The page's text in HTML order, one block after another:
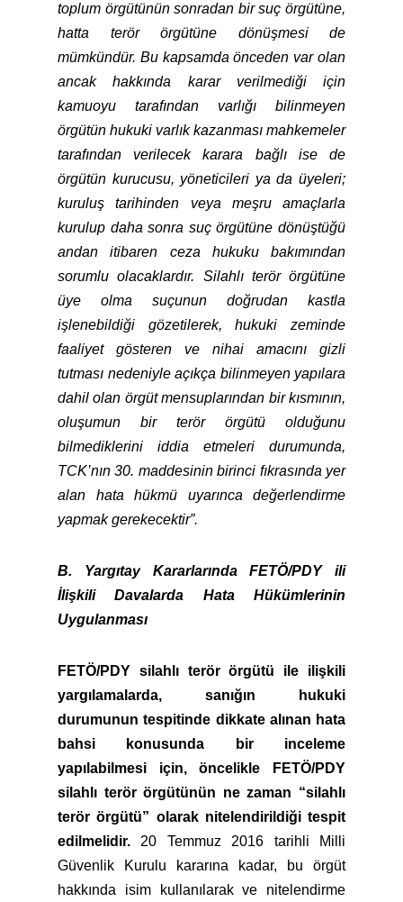
toplum örgütünün sonradan bir suç örgütüne,
hatta terör örgütüne dönüşmesi de
mümkündür. Bu kapsamda önceden var olan
ancak hakkında karar verilmediği için
kamuoyu tarafından varlığı bilinmeyen
örgütün hukuki varlık kazanması mahkemeler
tarafından verilecek karara bağlı ise de
örgütün kurucusu, yöneticileri ya da üyeleri;
kuruluş tarihinden veya meşru amaçlarla
kurulup daha sonra suç örgütüne dönüştüğü
andan itibaren ceza hukuku bakımından
sorumlu olacaklardır. Silahlı terör örgütüne
üye olma suçunun doğrudan kastla
işlenebildiği gözetilerek, hukuki zeminde
faaliyet gösteren ve nihai amacını gizli
tutması nedeniyle açıkça bilinmeyen yapılara
dahil olan örgüt mensuplarından bir kısmının,
oluşumun bir terör örgütü olduğunu
bilmediklerini iddia etmeleri durumunda,
TCK’nın 30. maddesinin birinci fıkrasında yer
alan hata hükmü uyarınca değerlendirme
yapmak gerekecektir”.
B. Yargıtay Kararlarında FETÖ/PDY ili
İlişkili Davalarda Hata Hükümlerinin
Uygulanması
FETÖ/PDY silahlı terör örgütü ile ilişkili
yargılamalarda, sanığın hukuki
durumunun tespitinde dikkate alınan hata
bahsi konusunda bir inceleme
yapılabilmesi için, öncelikle FETÖ/PDY
silahlı terör örgütünün ne zaman “silahlı
terör örgütü” olarak nitelendirildiği tespit
edilmelidir. 20 Temmuz 2016 tarihli Milli
Güvenlik Kurulu kararına kadar, bu örgüt
hakkında isim kullanılarak ve nitelendirme